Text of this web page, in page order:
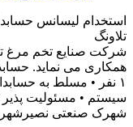
استخدام لیسانس
تلاونگ
شرکت صنایع تخم مرغ
۱ نفر • مسلط به
شهرک صنعتی